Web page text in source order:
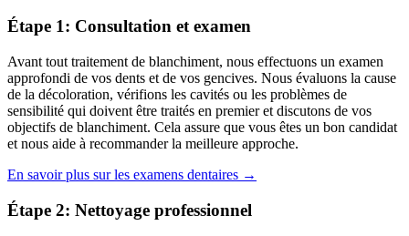
Étape 1: Consultation et examen
Avant tout traitement de blanchiment, nous effectuons un examen
approfondi de vos dents et de vos gencives. Nous évaluons la cause
de la décoloration, vérifions les cavités ou les problèmes de
sensibilité qui doivent être traités en premier et discutons de vos
objectifs de blanchiment. Cela assure que vous êtes un bon candidat
et nous aide à recommander la meilleure approche.
En savoir plus sur les examens dentaires →
Étape 2: Nettoyage professionnel